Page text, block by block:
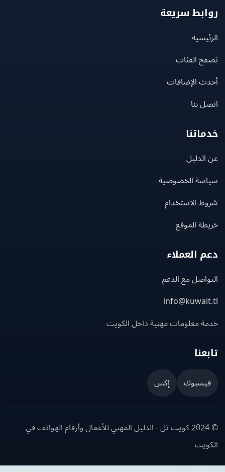
سريعة
الفئات
الإضافات
بنا
الخصوصية
الاستخدام
الموقع
العملاء
مع الدعم
معلومات مهنية داخل الكويت
إكس
© 2024 كويت تل - الدليل المهني للأعمال وأرقام الهواتف في